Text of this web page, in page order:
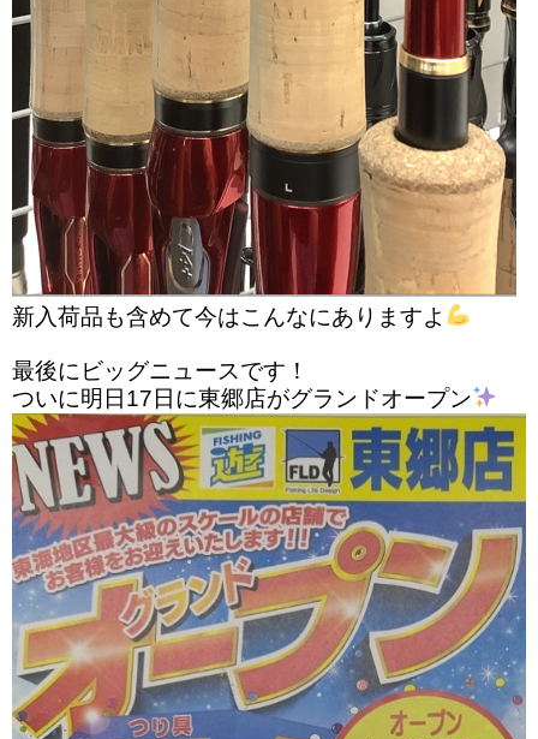
新入荷品も含めて今はこんなにありますよ
最後にビッグニュースです！
ついに明日17日に東郷店がグランドオープン